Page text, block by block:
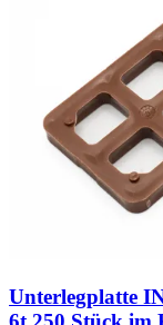
Unterlegplatte